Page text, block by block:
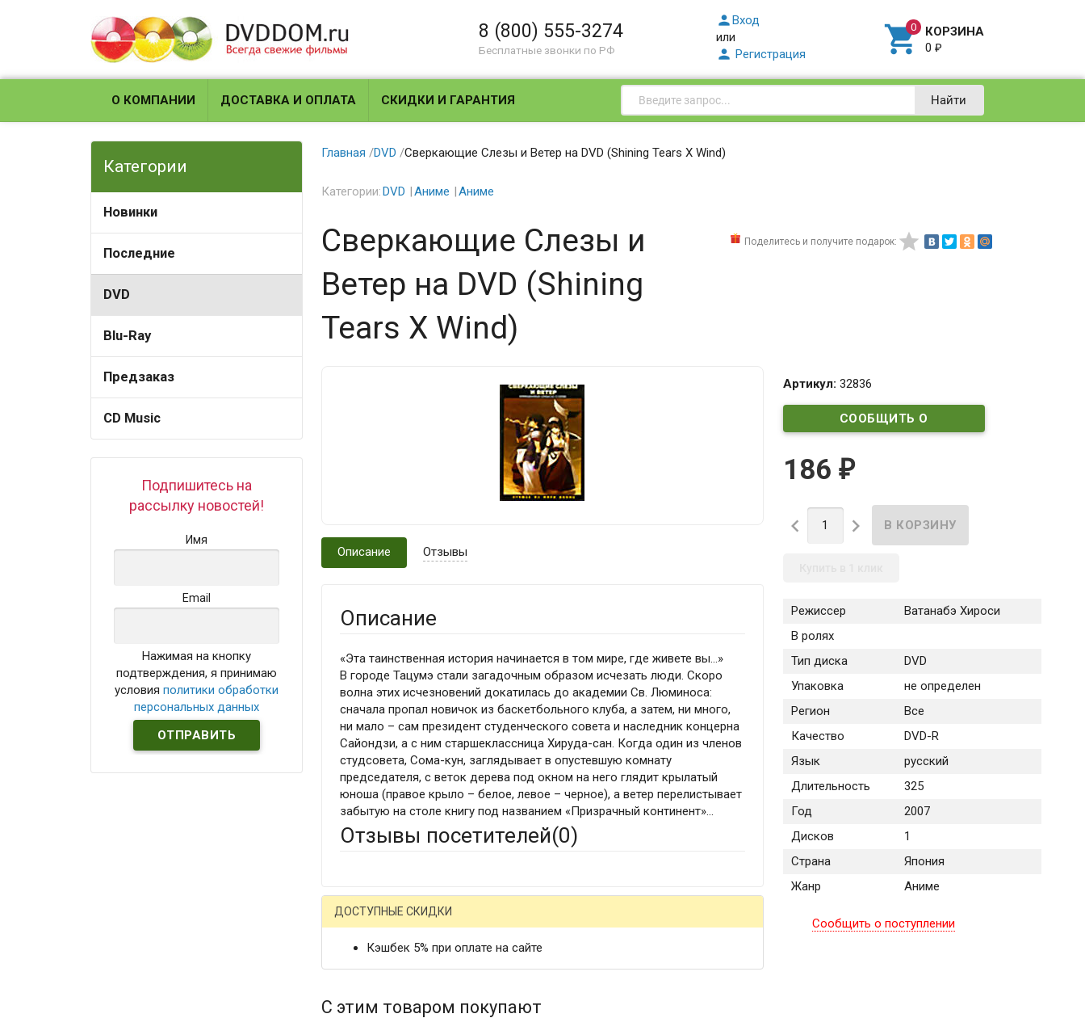
8 (800) 555-3274
Бесплатные звонки по РФ
Вход
или
 Регистрация  КОРЗИНА
0₽
О КОМПАНИИ ДОСТАВКА И ОПЛАТА СКИДКИ И ГАРАНТИЯ Найти
Категории
Новинки
Последние
DVD
Blu-Ray
Предзаказ
CD Music
Подпишитесь на
рассылку новостей!
Имя
Email
Нажимая на кнопку
подтверждения, я принимаю
условияполитики обработки
персональных данных
Главная /DVD /Сверкающие Слезы и Ветер на DVD (Shining Tears X Wind)
Категории:DVD Аниме Аниме
Поделитесь и получите подарок: 
Сверкающие Слезы и
Ветер на DVD (Shining
Tears X Wind)
Артикул: 32836
СООБЩИТЬ О
186 ₽
 
Режиссер
Ватанабэ Хироси
В ролях
Тип диска
DVD
Упаковка
не определен
Регион
Все
Качество
DVD-R
Язык
русский
Длительность
325
Год
2007
Дисков
1
Страна
Япония
Жанр
Аниме
Сообщить о поступлении
Описание Отзывы
Описание
«Эта таинственная история начинается в том мире, где живете вы...»
В городе Тацумэ стали загадочным образом исчезать люди. Скоро
волна этих исчезновений докатилась до академии Св. Люминоса:
сначала пропал новичок из баскетбольного клуба, а затем, ни много,
ни мало – сам президент студенческого совета и наследник концерна
Сайондзи, а с ним старшеклассница Хируда-сан. Когда один из членов
студсовета, Сома-кун, заглядывает в опустевшую комнату
председателя, с веток дерева под окном на него глядит крылатый
юноша (правое крыло – белое, левое – черное), а ветер перелистывает
забытую на столе книгу под названием «Призрачный континент»...
Отзывы посетителей(0)
ДОСТУПНЫЕ СКИДКИ
Кэшбек 5% при оплате на сайте
С этим товаром покупают